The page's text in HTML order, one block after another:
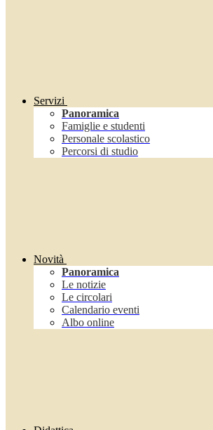
Servizi
Panoramica
Famiglie e studenti
Personale scolastico
Percorsi di studio
Novità
Panoramica
Le notizie
Le circolari
Calendario eventi
Albo online